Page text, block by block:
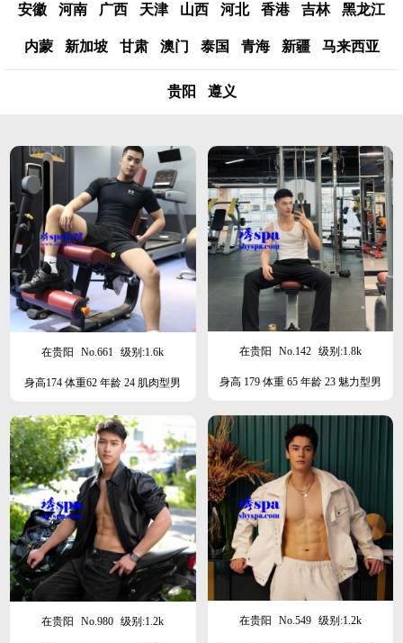
安徽 河南 广西 天津 山西 河北 香港 吉林 黑龙江
内蒙 新加坡 甘肃 澳门 泰国 青海 新疆 马来西亚
贵阳 遵义
在贵阳 No.661 级别:1.6k
身高174 体重62 年龄 24 肌肉型男
在贵阳 No.142 级别:1.8k
身高 179 体重 65 年龄 23 魅力型男
在贵阳 No.980 级别:1.2k 在贵阳 No.549 级别:1.2k